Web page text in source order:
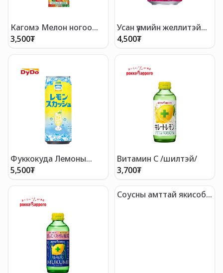
Кагомэ Мелон ногоо
жимсний холимог
3,500₮
Усан үзмийн желлитэй
ундаа /лаазатай/
4,500₮
Фуккокуда Лемоны
амттай ус /лаазтай/
5,500₮
Витамин C /шилтэй/
3,700₮
Соусны амттай якисоба